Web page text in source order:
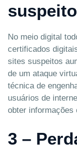
No meio digital
certificados
sites suspeitos
de um ataque
técnica de
usuários de
obter informações
3 –